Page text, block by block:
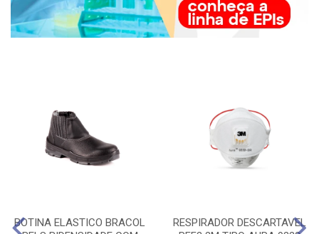
BOTINA ELASTICO BRACOL
RESPIRADOR DESCARTAVEL